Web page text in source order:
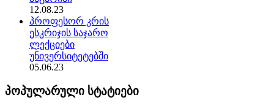
12.08.23
პროფესორ კრის
ესკრიჯის საჯარო
ლექციები
უნივერსიტეტებში
05.06.23
პოპულარული სტატიები